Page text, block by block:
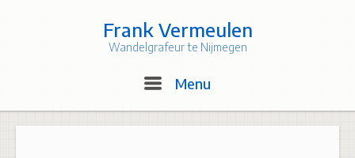
Frank Vermeulen
Wandelgrafeur te Nijmegen
Menu